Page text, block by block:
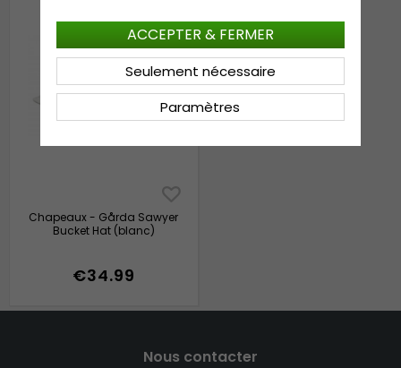
Chapeaux - Gårda Sawyer
Bucket Hat (blanc)
€34.99
Nous contacter
Paramètres
Seulement nécessaire
ACCEPTER & FERMER